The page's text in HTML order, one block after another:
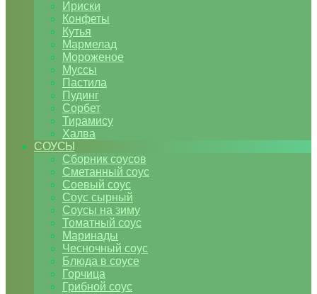
Ириски
Конфеты
Кутья
Мармелад
Мороженое
Муссы
Пастила
Пудинг
Сорбет
Тирамису
Халва
СОУСЫ
Сборник соусов
Сметанный соус
Соевый соус
Соус сырный
Соусы на зиму
Томатный соус
Маринады
Чесночный соус
Блюда в соусе
Горчица
Грибной соус